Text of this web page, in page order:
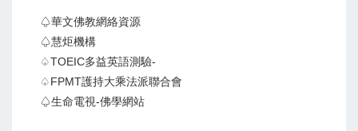
♤華文佛教網絡資源
♤慧炬機構
♤TOEIC多益英語測驗-
♤FPMT護持大乘法派聯合會
♤生命電視-佛學網站